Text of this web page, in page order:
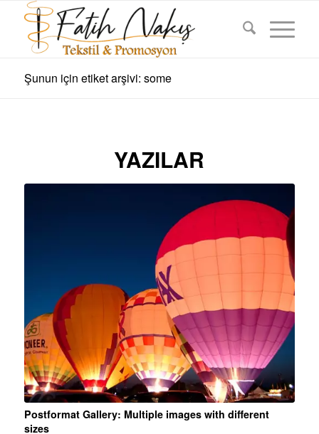
Şunun için etiket arşivi: some
YAZILAR
Postformat Gallery: Multiple images with different
sizes